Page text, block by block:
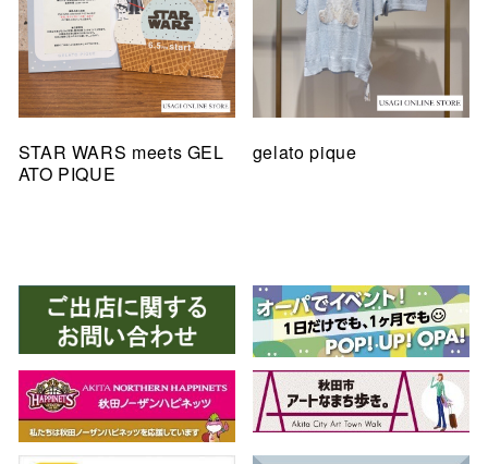
STAR WARS meets GEL
ATO PIQUE
gelato pique